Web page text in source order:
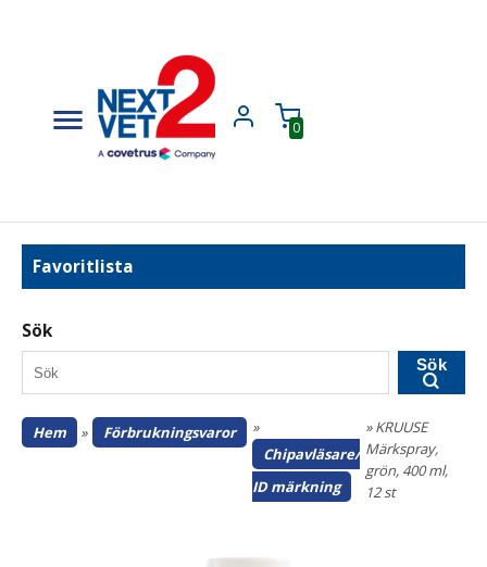
0
Favoritlista
Sök
Sök
Hem » Förbrukningsvaror
»
Chipavläsare/
ID märkning
» KRUUSE
Märkspray,
grön, 400 ml,
12 st